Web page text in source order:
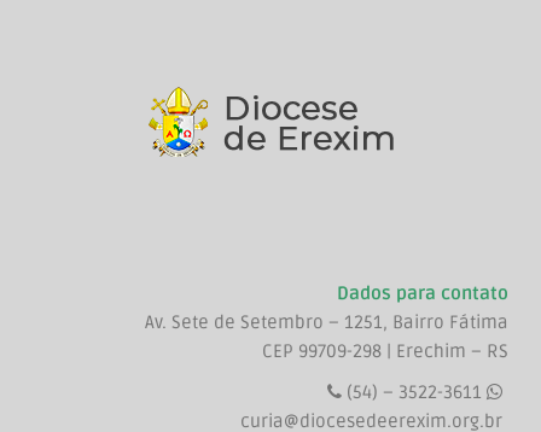
Dados para contato
Av. Sete de Setembro – 1251, Bairro Fátima
CEP 99709-298 | Erechim – RS
(54) – 3522-3611
curia@diocesedeerexim.org.br